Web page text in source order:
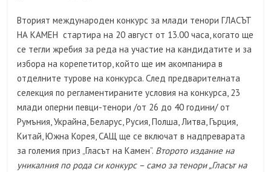
Вторият международен конкурс за млади тенори ГЛАСЪТ
НА КАМЕН стартира на 20 август от 13.00 часа, когато ще
се тегли жребия за реда на участие на кандидатите и за
избора на корепетитор, който ще им акомпанира в
отделните турове на конкурса. След предварителната
селекция по регламентираните условия на конкурса, 23
млади оперни певци-тенори /от 26 до 40 години/ от
Румъния, Украйна, Беларус, Русия, Полша, Литва, Гърция,
Китай, Южна Корея, САЩ ще се включат в надпреварата
за големия приз „Гласът на Камен”. Второто издание на
уникалния по рода си конкурс – само за тенори „Гласът на